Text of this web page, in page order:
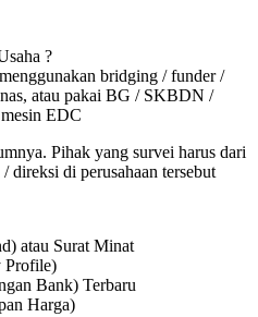
?
bridging / funder /
atau pakai BG / SKBDN /
EDC
Pihak yang survei harus dari
direksi di perusahaan tersebut
atau Surat Minat
Profile)
Bank) Terbaru
Harga)